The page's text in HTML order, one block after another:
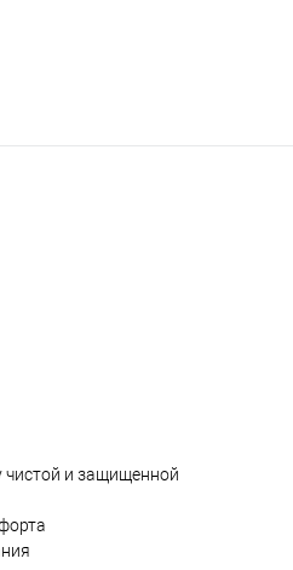
и защищенной